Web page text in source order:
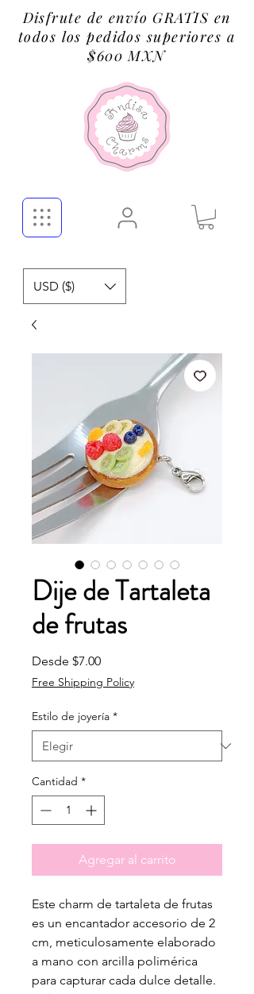
USD ($)
Disfrute de envío GRATIS en
todos los pedidos superiores a
$600 MXN
Dije de Tartaleta
de frutas
Desde $7.00Precio de oferta
Free Shipping Policy
Estilo de joyería *
Cantidad *
Agregar al carrito
Este charm de tartaleta de frutas
es un encantador accesorio de 2
cm, meticulosamente elaborado
a mano con arcilla polimérica
para capturar cada dulce detalle.